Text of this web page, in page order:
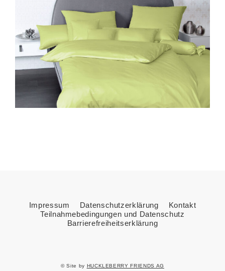
Impressum Datenschutzerklärung
Kontakt
Teilnahmebedingungen und Datenschutz
Barrierefreiheitserklärung
© Site by HUCKLEBERRY FRIENDS AG